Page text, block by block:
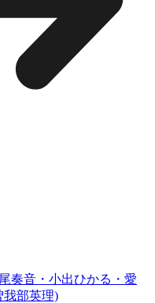
奏音・小出ひかる・愛
我部英理)